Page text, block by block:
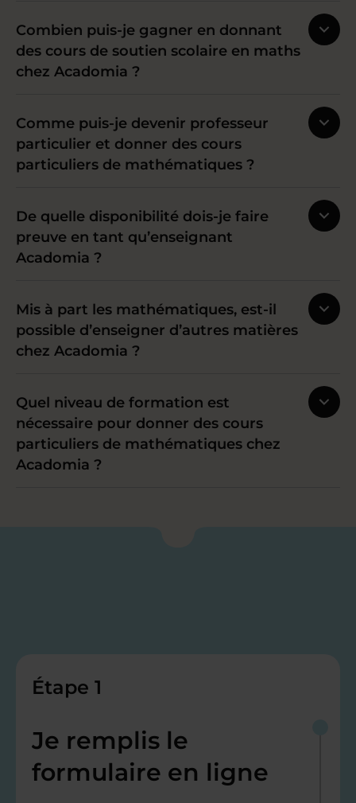
Combien puis-je gagner en donnant
des cours de soutien scolaire en maths
chez Acadomia ?
Comme puis-je devenir professeur
particulier et donner des cours
particuliers de mathématiques ?
De quelle disponibilité dois-je faire
preuve en tant qu’enseignant
Acadomia ?
Mis à part les mathématiques, est-il
possible d’enseigner d’autres matières
chez Acadomia ?
Quel niveau de formation est
nécessaire pour donner des cours
particuliers de mathématiques chez
Acadomia ?
Étape 1
Je remplis le
formulaire en ligne